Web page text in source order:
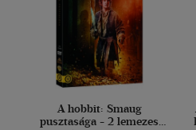
A hobbit: Smaug
pusztasága - 2 lemezes